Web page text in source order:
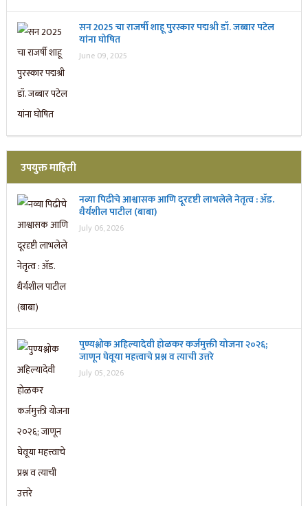
सन 2025 चा राजर्षी शाहू पुरस्कार प‌द्मश्री डॉ. जब्बार पटेल
यांना घोषित
June 09, 2025
उपयुक्त माहिती
नव्या पिढीचे आश्वासक आणि दूरदृष्टी लाभलेले नेतृत्व : ॲड.
धैर्यशील पाटील (बाबा)
July 06, 2026
पुण्यश्लोक अहिल्यादेवी होळकर कर्जमुक्ती योजना २०२६;
जाणून घेवूया महत्त्वाचे प्रश्न व त्याची उत्तरे
July 05, 2026